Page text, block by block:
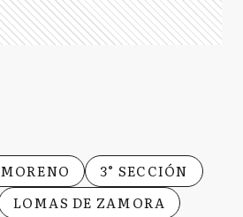
MORENO
3° SECCIÓN
LOMAS DE ZAMORA